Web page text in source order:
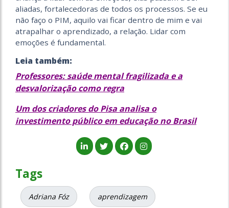
aliadas, fortalecedoras de todos os processos. Se eu
não faço o PIM, aquilo vai ficar dentro de mim e vai
atrapalhar o aprendizado, a relação. Lidar com
emoções é fundamental.
Leia também:
Professores: saúde mental fragilizada e a
desvalorização como regra
Um dos criadores do Pisa analisa o
investimento público em educação no Brasil
Tags
Adriana Fóz aprendizagem